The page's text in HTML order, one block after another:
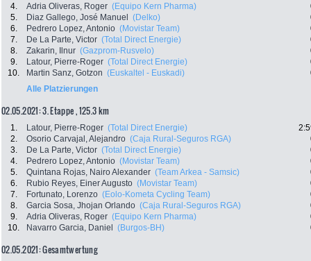
4.
Adria Oliveras, Roger (Equipo Kern Pharma)
5.
Diaz Gallego, José Manuel (Delko)
6.
Pedrero Lopez, Antonio (Movistar Team)
7.
De La Parte, Victor (Total Direct Energie)
8.
Zakarin, Ilnur (Gazprom-Rusvelo)
9.
Latour, Pierre-Roger (Total Direct Energie)
10.
Martin Sanz, Gotzon (Euskaltel - Euskadi)
Alle Platzierungen
02.05.2021: 3. Etappe , 125.3 km
1. Latour, Pierre-Roger (Total Direct Energie)
2.
Osorio Carvajal, Alejandro (Caja Rural-Seguros RGA)
3.
De La Parte, Victor (Total Direct Energie)
4.
Pedrero Lopez, Antonio (Movistar Team)
5.
Quintana Rojas, Nairo Alexander (Team Arkea - Samsic)
6.
Rubio Reyes, Einer Augusto (Movistar Team)
7.
Fortunato, Lorenzo (Eolo-Kometa Cycling Team)
8.
Garcia Sosa, Jhojan Orlando (Caja Rural-Seguros RGA)
9.
Adria Oliveras, Roger (Equipo Kern Pharma)
10.
Navarro Garcia, Daniel (Burgos-BH)
02.05.2021: Gesamtwertung